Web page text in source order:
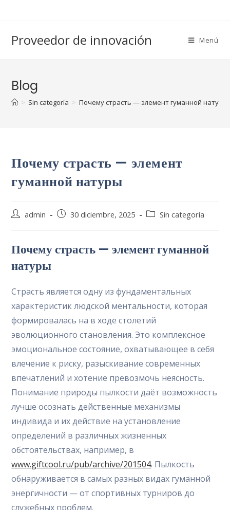
Proveedor de innovación Menú
Blog
> Sin categoría > Почему страсть — элемент гуманной натуры
Почему страсть — элемент
гуманной натуры
Autor
entrada:
admin
Publicación
entrada:
30 diciembre, 2025
Categoría
entrada:
Sin categoría
Почему страсть — элемент гуманной
натуры
Страсть является одну из фундаментальных
характеристик людской ментальности, которая
формировалась на в ходе столетий
эволюционного становления. Это комплексное
эмоциональное состояние, охватывающее в себя
влечение к риску, разыскивание современных
впечатлений и хотение превозмочь неясность.
Понимание природы пылкости даёт возможность
лучше осознать действенные механизмы
индивида и их действие на установление
определений в различных жизненных
обстоятельствах, например, в
www.giftcool.ru/pub/archive/201504. Пылкость
обнаруживается в самых разных видах гуманной
энергичности — от спортивных турниров до
служебных проблем.